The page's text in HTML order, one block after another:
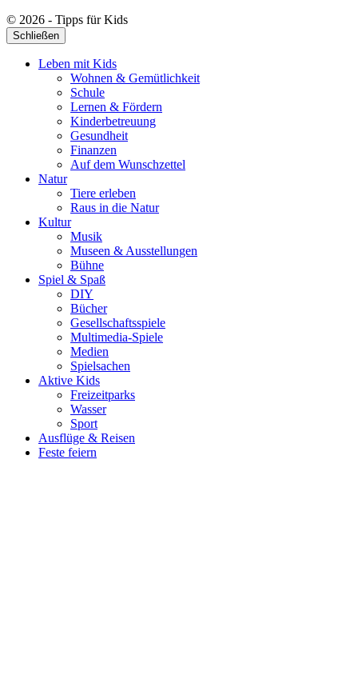
© 2026 - Tipps für Kids
Schließen
Leben mit Kids
Wohnen & Gemütlichkeit
Schule
Lernen & Fördern
Kinderbetreuung
Gesundheit
Finanzen
Auf dem Wunschzettel
Natur
Tiere erleben
Raus in die Natur
Kultur
Musik
Museen & Ausstellungen
Bühne
Spiel & Spaß
DIY
Bücher
Gesellschaftsspiele
Multimedia-Spiele
Medien
Spielsachen
Aktive Kids
Freizeitparks
Wasser
Sport
Ausflüge & Reisen
Feste feiern